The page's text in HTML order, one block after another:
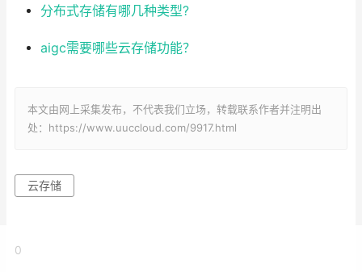
分布式存储有哪几种类型?
aigc需要哪些云存储功能？
本文由网上采集发布，不代表我们立场，转载联系作者并注明出
处：https://www.uuccloud.com/9917.html
云存储
0